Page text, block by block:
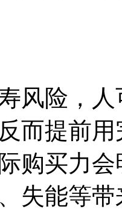
险，人
而提前
购买力
失能等